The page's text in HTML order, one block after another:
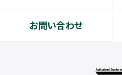
お問い合わせ